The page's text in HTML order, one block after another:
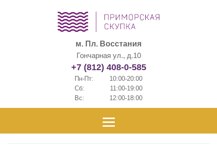
м. Пл. Восстания
Гончарная ул., д.10
+7 (812) 408-0-585
Пн-Пт:
10:00-20:00
Сб:
11:00-19:00
Вс:
12:00-18:00